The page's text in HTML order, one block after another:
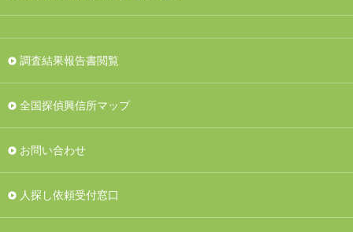
調査結果報告書閲覧
全国探偵興信所マップ
お問い合わせ
人探し依頼受付窓口